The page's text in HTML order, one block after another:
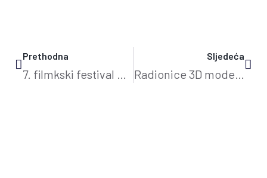
Prethodna
7. filmkski festival glumca
Sljedeća
Radionice 3D modeliranja